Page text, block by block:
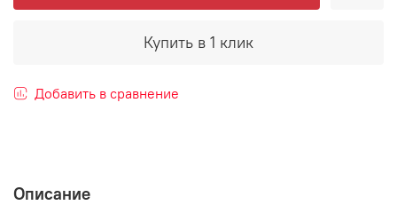
Купить в 1 клик
Добавить в сравнение
Описание